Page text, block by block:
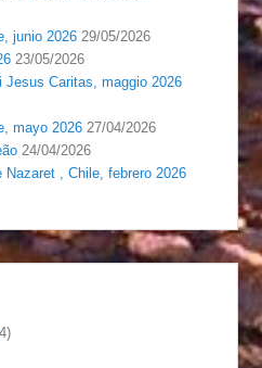
junio 2026 29/05/2026
23/05/2026
Caritas, maggio 2026
mayo 2026 27/04/2026
24/04/2026
, Chile, febrero 2026